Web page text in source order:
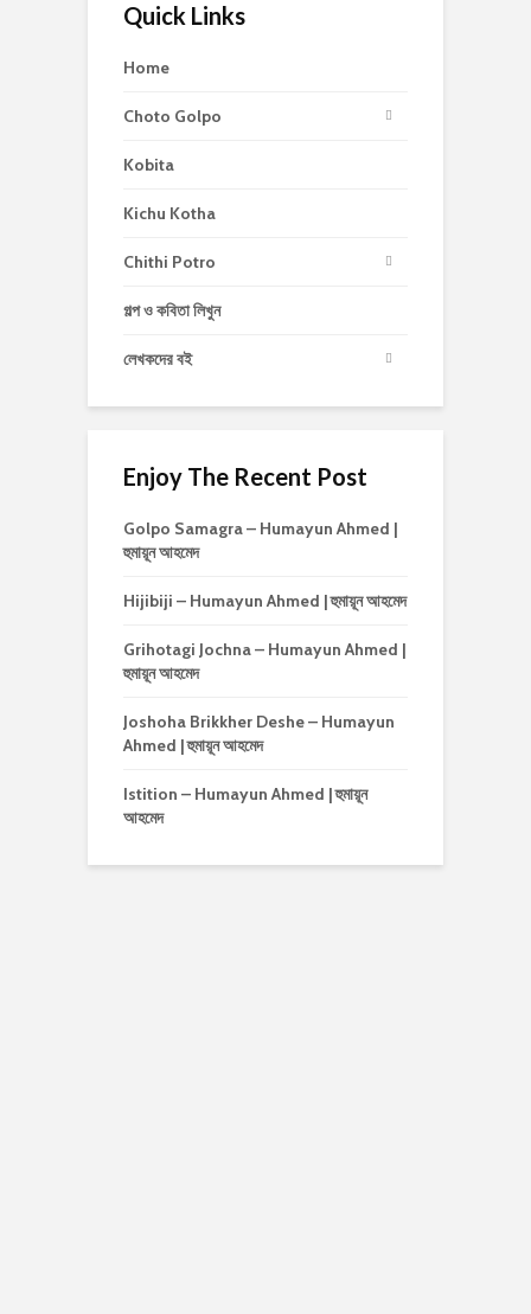
Quick Links
Home
Choto Golpo
Kobita
Kichu Kotha
Chithi Potro
গল্প ও কবিতা লিখুন
লেখকদের বই
Enjoy The Recent Post
Golpo Samagra – Humayun Ahmed |
হুমায়ূন আহমেদ
Hijibiji – Humayun Ahmed | হুমায়ূন আহমেদ
Grihotagi Jochna – Humayun Ahmed |
হুমায়ূন আহমেদ
Joshoha Brikkher Deshe – Humayun
Ahmed | হুমায়ূন আহমেদ
Istition – Humayun Ahmed | হুমায়ূন
আহমেদ